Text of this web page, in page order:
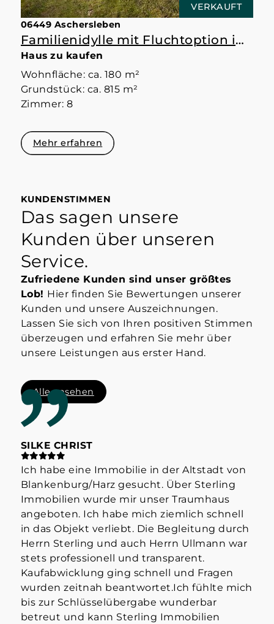
VERKAUFT
06449 Aschersleben
Familienidylle mit Fluchtoption im Souterrain.
Haus zu kaufen
Wohnfläche: ca. 180 m²
Grundstück: ca. 815 m²
Zimmer: 8
Mehr erfahren
KUNDENSTIMMEN
Das sagen unsere
Kunden über unseren
Service.
Zufriedene Kunden sind unser größtes
Lob! Hier finden Sie Bewertungen unserer
Kunden und unsere Auszeichnungen.
Lassen Sie sich von Ihren positiven Stimmen
überzeugen und erfahren Sie mehr über
unsere Leistungen aus erster Hand.
Alle ansehen
SILKE CHRIST
Ich habe eine Immobilie in der Altstadt von
Blankenburg/Harz gesucht. Über Sterling
Immobilien wurde mir unser Traumhaus
angeboten. Ich habe mich ziemlich schnell
in das Objekt verliebt. Die Begleitung durch
Herrn Sterling und auch Herrn Ullmann war
stets professionell und transparent.
Kaufabwicklung ging schnell und Fragen
wurden zeitnah beantwortet.Ich fühlte mich
bis zur Schlüsselübergabe wunderbar
betreut und kann Sterling Immobilien